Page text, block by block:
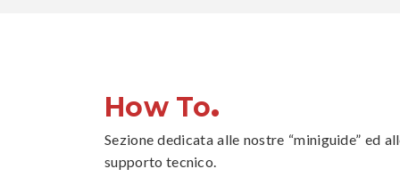
How To.
Sezione dedicata alle nostre “miniguide” ed
supporto tecnico.